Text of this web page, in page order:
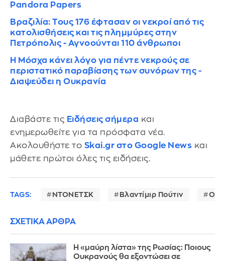
Pandora Papers
Βραζιλία: Τους 176 έφτασαν οι νεκροί από τις
κατολισθήσεις και τις πλημμύρες στην
Πετρόπολις - Αγνοούνται 110 άνθρωποι
Η Μόσχα κάνει λόγο για πέντε νεκρούς σε
περιστατικό παραβίασης των συνόρων της -
Διαψεύδει η Ουκρανία
Διαβάστε τις Ειδήσεις σήμερα και
ενημερωθείτε για τα πρόσφατα νέα.
Ακολουθήστε το Skai.gr στο Google News και
μάθετε πρώτοι όλες τις ειδήσεις.
TAGS: ΝΤΟΝΕΤΣΚ Βλαντίμιρ Πούτιν
ΣΧΕΤΙΚΑ ΑΡΘΡΑ
Η «μαύρη λίστα» της Ρωσίας: Ποιους
Ουκρανούς θα εξοντώσει σε